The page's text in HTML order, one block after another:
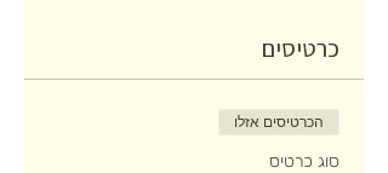
כרטיסים
הכרטיסים אזלו
סוג כרטיס